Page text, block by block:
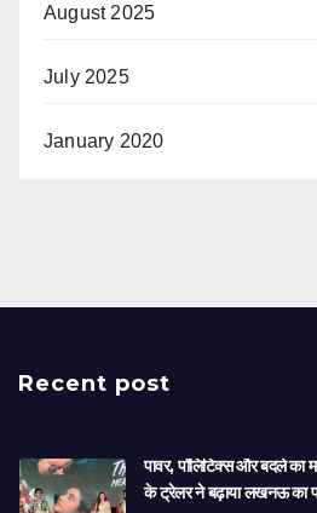
August 2025
July 2025
January 2020
Recent post
पावर, पॉलिटिक्स और बदले का
के ट्रेलर ने बढ़ाया लखनऊ का